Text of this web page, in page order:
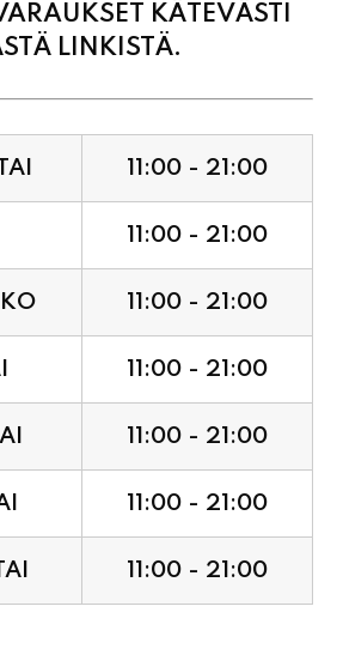
KÄTEVÄSTI
LINKISTÄ.
11:00 - 21:00
11:00 - 21:00
11:00 - 21:00
11:00 - 21:00
11:00 - 21:00
11:00 - 21:00
11:00 - 21:00